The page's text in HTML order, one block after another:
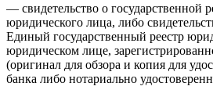
— свидетельство о государственной
юридического лица, либо
Единый государственный реестр
юридическом лице,
(оригинал для обзора и копия для
банка либо нотариально